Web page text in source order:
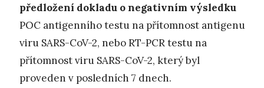
předložení dokladu o negativním výsledku
POC antigenního testu na přítomnost antigenu
viru SARS-CoV-2, nebo RT-PCR testu na
přítomnost viru SARS-CoV-2, který byl
proveden v posledních 7 dnech.